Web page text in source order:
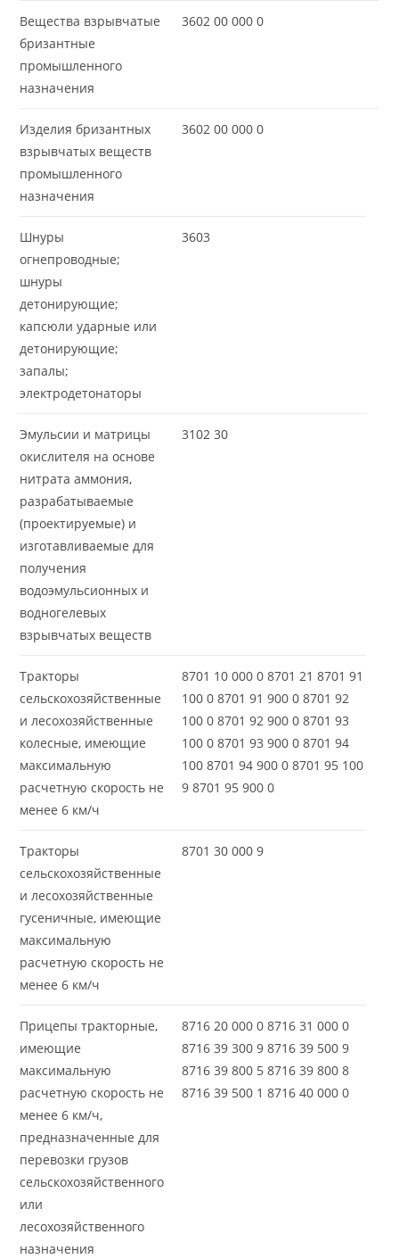
Вещества взрывчатые
бризантные
промышленного
назначения
3602 00 000 0
Изделия бризантных
взрывчатых веществ
промышленного
назначения
3602 00 000 0
Шнуры
огнепроводные;
шнуры
детонирующие;
капсюли ударные или
детонирующие;
запалы;
электродетонаторы
3603
Эмульсии и матрицы
окислителя на основе
нитрата аммония,
разрабатываемые
(проектируемые) и
изготавливаемые для
получения
водоэмульсионных и
водногелевых
взрывчатых веществ
3102 30
Тракторы
сельскохозяйственные
и лесохозяйственные
колесные, имеющие
максимальную
расчетную скорость не
менее 6 км/ч
8701 10 000 0 8701 21 8701 91
100 0 8701 91 900 0 8701 92
100 0 8701 92 900 0 8701 93
100 0 8701 93 900 0 8701 94
100 8701 94 900 0 8701 95 100
9 8701 95 900 0
Тракторы
сельскохозяйственные
и лесохозяйственные
гусеничные, имеющие
максимальную
расчетную скорость не
менее 6 км/ч
8701 30 000 9
Прицепы тракторные,
имеющие
максимальную
расчетную скорость не
менее 6 км/ч,
предназначенные для
перевозки грузов
сельскохозяйственного
или
лесохозяйственного
назначения
8716 20 000 0 8716 31 000 0
8716 39 300 9 8716 39 500 9
8716 39 800 5 8716 39 800 8
8716 39 500 1 8716 40 000 0